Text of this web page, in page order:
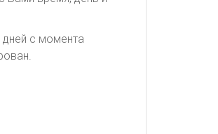
дней с момента